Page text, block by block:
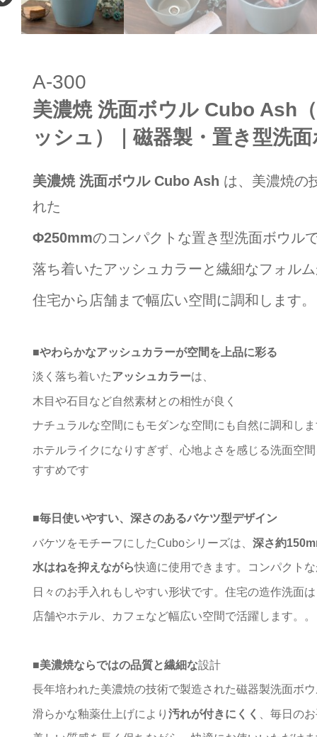
A-300
美濃焼 洗面ボウル Cubo Ash
ッシュ）｜磁器製・置き型洗
美濃焼 洗面ボウル Cubo Ash は、美濃焼の
れた
Φ250mmのコンパクトな置き型洗面ボウル
落ち着いたアッシュカラーと繊細なフォル
住宅から店舗まで幅広い空間に調和します。
■やわらかなアッシュカラーが空間を上品に彩る
淡く落ち着いたアッシュカラーは、
木目や石目など自然素材との相性が良く
ナチュラルな空間にもモダンな空間にも自然に調和し
ホテルライクになりすぎず、心地よさを感じる洗面空
すすめです
■毎日使いやすい、深さのあるバケツ型デザイン
バケツをモチーフにしたCuboシリーズは、 深さ約
水はねを抑えながら快適に使用できます。コンパクト
日々のお手入れもしやすい形状です。住宅の造作洗面
店舗やホテル、カフェなど幅広い空間で活躍します。。
■美濃焼ならではの品質と繊細な設計
長年培われた美濃焼の技術で製造された磁器製洗面ボ
滑らかな釉薬仕上げにより 汚れが付きにくく 、毎日の